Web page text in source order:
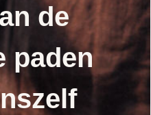
de
paden